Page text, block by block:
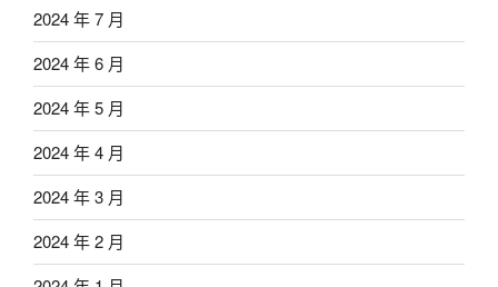
2024 年 7 月
2024 年 6 月
2024 年 5 月
2024 年 4 月
2024 年 3 月
2024 年 2 月